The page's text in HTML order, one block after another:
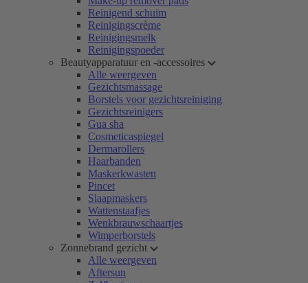
Reinigend schuim
Reinigingscrème
Reinigingsmelk
Reinigingspoeder
Beautyapparatuur en -accessoires
Alle weergeven
Gezichtsmassage
Borstels voor gezichtsreiniging
Gezichtsreinigers
Gua sha
Cosmeticaspiegel
Dermarollers
Haarbanden
Maskerkwasten
Pincet
Slaapmaskers
Wattenstaafjes
Wenkbrauwschaartjes
Wimperborstels
Zonnebrand gezicht
Alle weergeven
Aftersun